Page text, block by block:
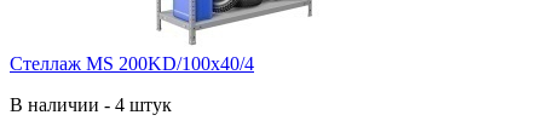
Стеллаж MS 200KD/100x40/4
В наличии - 4 штук